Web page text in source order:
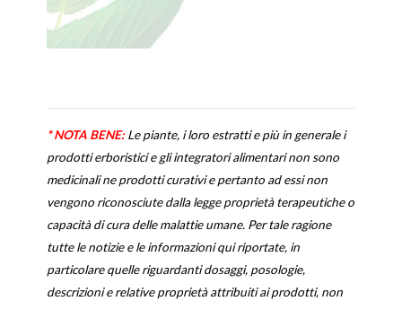
* NOTA BENE:Le piante, i loro estratti e più in generale i
prodotti erboristici e gli integratori alimentari non sono
medicinali ne prodotti curativi e pertanto ad essi non
vengono riconosciute dalla legge proprietà terapeutiche o
capacità di cura delle malattie umane. Per tale ragione
tutte le notizie e le informazioni qui riportate, in
particolare quelle riguardanti dosaggi, posologie,
descrizioni e relative proprietà attribuiti ai prodotti, non